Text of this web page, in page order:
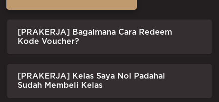
[PRAKERJA] Bagaimana Cara Redeem
Kode Voucher?
[PRAKERJA] Kelas Saya Nol Padahal
Sudah Membeli Kelas